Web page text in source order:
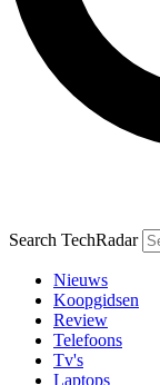
Search TechRadar
Nieuws
Koopgidsen
Review
Telefoons
Tv's
Laptops